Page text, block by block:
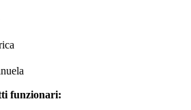
funzionari: